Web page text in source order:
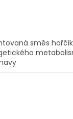
směs